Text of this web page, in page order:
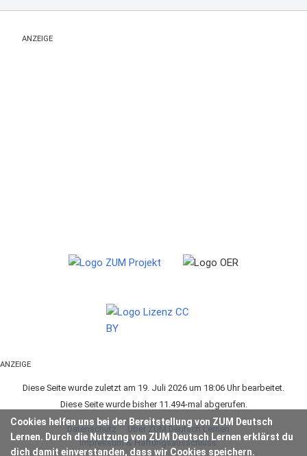
Cookies helfen uns bei der Bereitstellung von ZUM Deutsch
Lernen. Durch die Nutzung von ZUM Deutsch Lernen erklärst du
dich damit einverstanden, dass wir Cookies speichern.
ANZEIGE
ANZEIGE
Diese Seite wurde zuletzt am 19. Juli 2026 um 18:06 Uhr bearbeitet.
Diese Seite wurde bisher 11.494-mal abgerufen.
Datenschutz
Über ZUM Deutsch Lernen
Impressum & Haftungsausschluss